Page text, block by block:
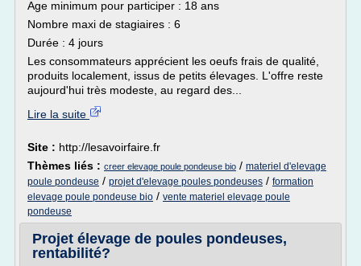
Age minimum pour participer : 18 ans
Nombre maxi de stagiaires : 6
Durée : 4 jours
Les consommateurs apprécient les oeufs frais de qualité,
produits localement, issus de petits élevages. L'offre reste
aujourd'hui très modeste, au regard des...
Lire la suite
Site : http://lesavoirfaire.fr
Thèmes liés : creer elevage poule pondeuse bio / materiel d'elevage
poule pondeuse / projet d'elevage poules pondeuses / formation
elevage poule pondeuse bio / vente materiel elevage poule
pondeuse
Projet élevage de poules pondeuses,
rentabilité?